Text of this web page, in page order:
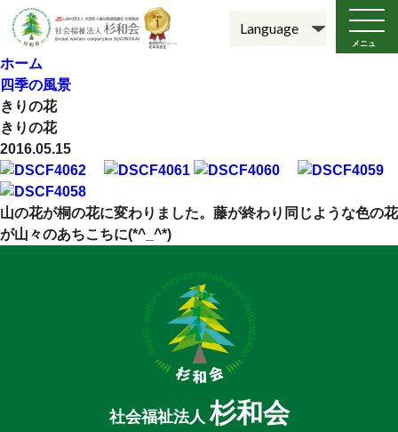
メニュ
ー
ホーム
四季の風景
きりの花
きりの花
2016.05.15
山の花が桐の花に変わりました。藤が終わり同じような色の花
が山々のあちこちに(*^_^*)
社会福祉法人杉和会